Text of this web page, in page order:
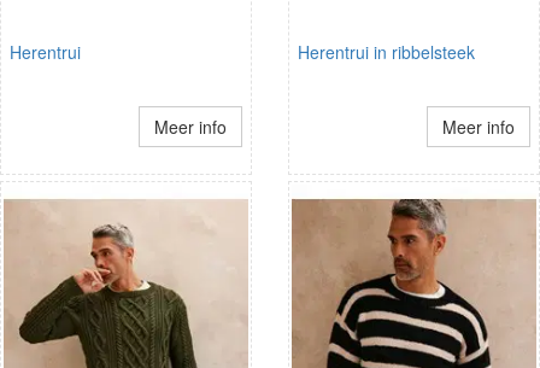
Herentrui
Meer info
Herentrui in ribbelsteek
Meer info